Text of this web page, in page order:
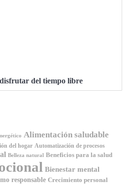
del tiempo libre
Alimentación saludable
del hogar Automatización de procesos
Belleza natural Beneficios para la salud
Bienestar mental
responsable Crecimiento personal